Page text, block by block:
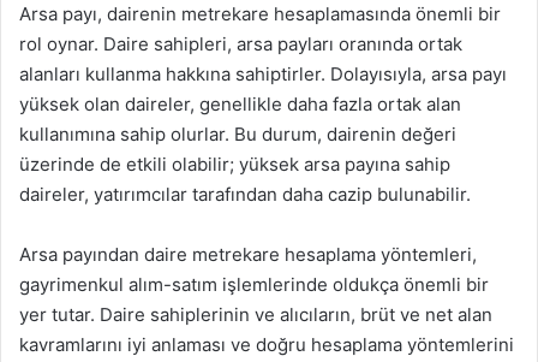
Arsa payı, dairenin metrekare hesaplamasında önemli bir
rol oynar. Daire sahipleri, arsa payları oranında ortak
alanları kullanma hakkına sahiptirler. Dolayısıyla, arsa payı
yüksek olan daireler, genellikle daha fazla ortak alan
kullanımına sahip olurlar. Bu durum, dairenin değeri
üzerinde de etkili olabilir; yüksek arsa payına sahip
daireler, yatırımcılar tarafından daha cazip bulunabilir.
Arsa payından daire metrekare hesaplama yöntemleri,
gayrimenkul alım-satım işlemlerinde oldukça önemli bir
yer tutar. Daire sahiplerinin ve alıcıların, brüt ve net alan
kavramlarını iyi anlaması ve doğru hesaplama yöntemlerini